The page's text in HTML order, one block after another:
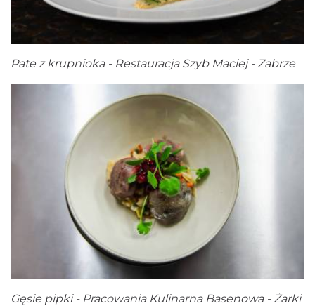
Pate z krupnioka - Restauracja Szyb Maciej - Zabrze
Gęsie pipki - Pracowania Kulinarna Basenowa - Żarki